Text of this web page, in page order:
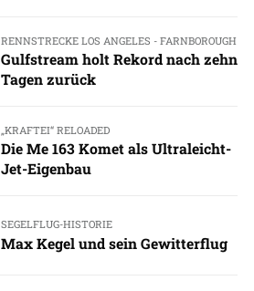
RENNSTRECKE LOS ANGELES - FARNBOROUGH
Gulfstream holt Rekord nach zehn
Tagen zurück
„KRAFTEI“ RELOADED
Die Me 163 Komet als Ultraleicht-
Jet-Eigenbau
SEGELFLUG-HISTORIE
Max Kegel und sein Gewitterflug